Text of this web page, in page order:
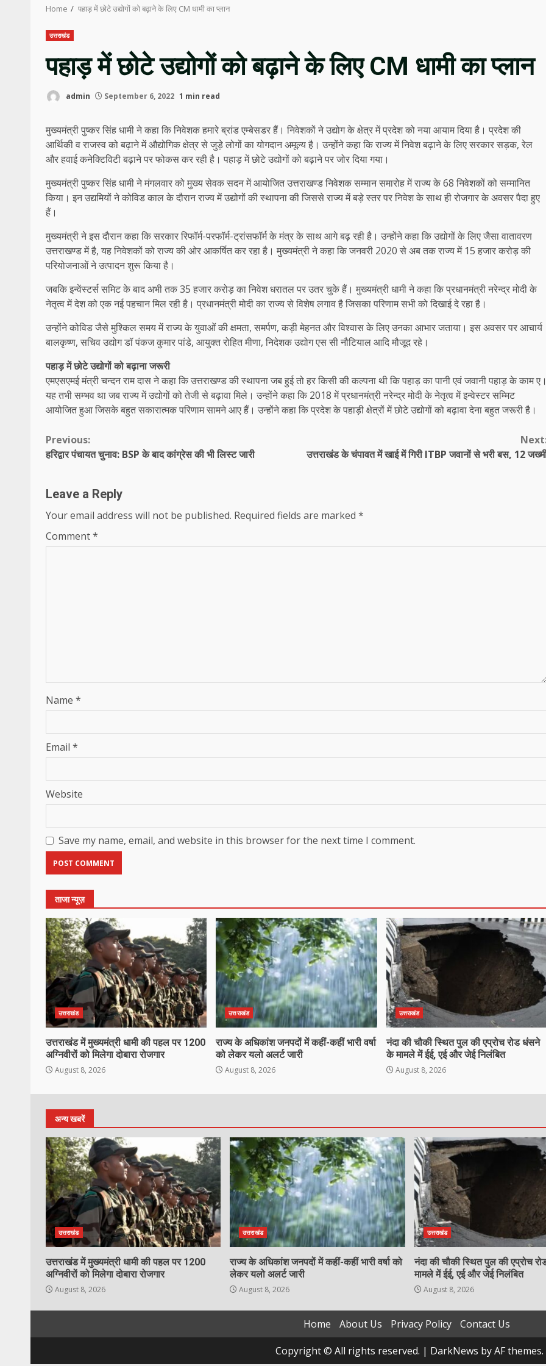
Home पहाड़ में छोटे उद्योगों को बढ़ाने के लिए CM धामी का प्लान
उत्तराखंड
पहाड़ में छोटे उद्योगों को बढ़ाने के लिए CM धामी का प्लान
admin September 6, 2022 1 min read
मुख्यमंत्री पुष्कर सिंह धामी ने कहा कि निवेशक हमारे ब्रांड एम्बेसडर हैं। निवेशकों ने उद्योग के क्षेत्र में प्रदेश को नया आयाम दिया है। प्रदेश की
आर्थिकी व राजस्व को बढ़ाने में औद्योगिक क्षेत्र से जुड़े लोगों का योगदान अमूल्य है। उन्होंने कहा कि राज्य में निवेश बढ़ाने के लिए सरकार सड़क, रेल
और हवाई कनेक्टिविटी बढ़ाने पर फोकस कर रही है। पहाड़ में छोटे उद्योगों को बढ़ाने पर जोर दिया गया।
मुख्यमंत्री पुष्कर सिंह धामी ने मंगलवार को मुख्य सेवक सदन में आयोजित उत्तराखण्ड निवेशक सम्मान समारोह में राज्य के 68 निवेशकों को सम्मानित
किया। इन उद्यमियों ने कोविड काल के दौरान राज्य में उद्योगों की स्थापना की जिससे राज्य में बड़े स्तर पर निवेश के साथ ही रोजगार के अवसर पैदा हुए
हैं।
मुख्यमंत्री ने इस दौरान कहा कि सरकार रिफॉर्म-परफॉर्म-ट्रांसफॉर्म के मंत्र के साथ आगे बढ़ रही है। उन्होंने कहा कि उद्योगों के लिए जैसा वातावरण
उत्तराखण्ड में है, यह निवेशकों को राज्य की ओर आकर्षित कर रहा है। मुख्यमंत्री ने कहा कि जनवरी 2020 से अब तक राज्य में 15 हजार करोड़ की
परियोजनाओं ने उत्पादन शुरू किया है।
जबकि इन्वेंस्टर्स समिट के बाद अभी तक 35 हजार करोड़ का निवेश धरातल पर उतर चुके हैं। मुख्यमंत्री धामी ने कहा कि प्रधानमंत्री नरेन्द्र मोदी के
नेतृत्व में देश को एक नई पहचान मिल रही है। प्रधानमंत्री मोदी का राज्य से विशेष लगाव है जिसका परिणाम सभी को दिखाई दे रहा है।
उन्होंने कोविड जैसे मुश्किल समय में राज्य के युवाओं की क्षमता, समर्पण, कड़ी मेहनत और विश्वास के लिए उनका आभार जताया। इस अवसर पर आचार्य
बालकृष्ण, सचिव उद्योग डॉ पंकज कुमार पांडे, आयुक्त रोहित मीणा, निदेशक उद्योग एस सी नौटियाल आदि मौजूद रहे।
पहाड़ में छोटे उद्योगों को बढ़ाना जरूरी
एमएसएमई मंत्री चन्दन राम दास ने कहा कि उत्तराखण्ड की स्थापना जब हुई तो हर किसी की कल्पना थी कि पहाड़ का पानी एवं जवानी पहाड़ के काम ए।
यह तभी सम्भव था जब राज्य में उद्योगों को तेजी से बढ़ावा मिले। उन्होंने कहा कि 2018 में प्रधानमंत्री नरेन्द्र मोदी के नेतृत्व में इन्वेस्टर सम्मिट
आयोजित हुआ जिसके बहुत सकारात्मक परिणाम सामने आए हैं। उन्होंने कहा कि प्रदेश के पहाड़ी क्षेत्रों में छोटे उद्योगों को बढ़ावा देना बहुत जरूरी है।
Continue
Reading
Previous:
हरिद्वार पंचायत चुनाव: BSP के बाद कांग्रेस की भी लिस्ट जारी
उत्तराखंड के चंपावत में खाई में गिरी ITBP जवानों से भरी बस, 12
Leave a Reply
Your email address will not be published. Required fields are marked *
Comment*
Name *
Email *
Website
Save my name, email, and website in this browser for the next time I comment.
ताजा न्यूज़
उत्तराखंड
उत्तराखंड में मुख्यमंत्री धामी की पहल पर 1200
अग्निवीरों को मिलेगा दोबारा रोजगार
August 8, 2026
उत्तराखंड
राज्य के अधिकांश जनपदों में कहीं-कहीं भारी वर्षा
को लेकर यलो अलर्ट जारी
August 8, 2026
उत्तराखंड
नंदा की चौकी स्थित पुल की एप्रोच रोड धंसने
के मामले में ईई, एई और जेई निलंबित
August 8, 2026
अन्य खबरें
उत्तराखंड
उत्तराखंड में मुख्यमंत्री धामी की पहल पर 1200
अग्निवीरों को मिलेगा दोबारा रोजगार
August 8, 2026
उत्तराखंड
राज्य के अधिकांश जनपदों में कहीं-कहीं भारी वर्षा को
लेकर यलो अलर्ट जारी
August 8, 2026
उत्तराखंड
नंदा की चौकी स्थित पुल की एप्रोच
मामले में ईई, एई और जेई निलंबित
August 8, 2026
Home About Us Privacy Policy
Contact Us
Copyright © All rights reserved. | DarkNews by AF themes.